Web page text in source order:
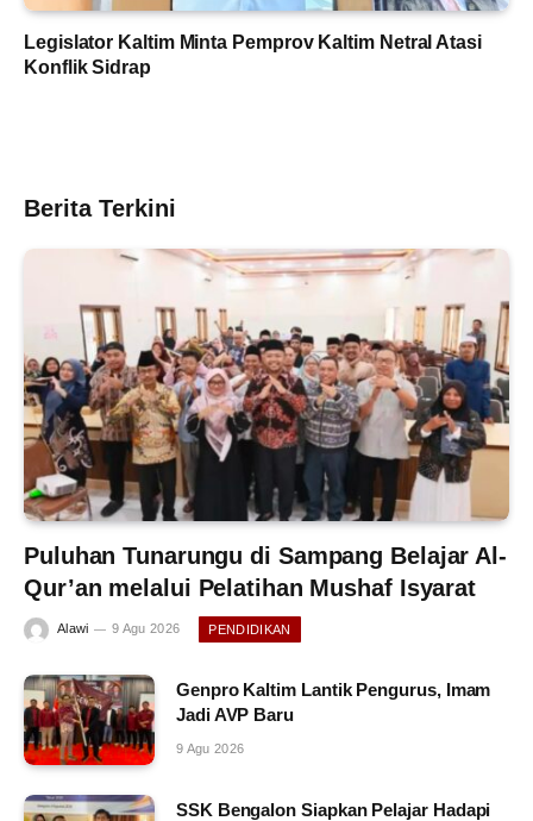
Legislator Kaltim Minta Pemprov Kaltim Netral Atasi
Konflik Sidrap
Berita Terkini
Puluhan Tunarungu di Sampang Belajar Al-
Qur’an melalui Pelatihan Mushaf Isyarat
Alawi 9 Agu 2026 PENDIDIKAN
Genpro Kaltim Lantik Pengurus, Imam
Jadi AVP Baru
9 Agu 2026
SSK Bengalon Siapkan Pelajar Hadapi